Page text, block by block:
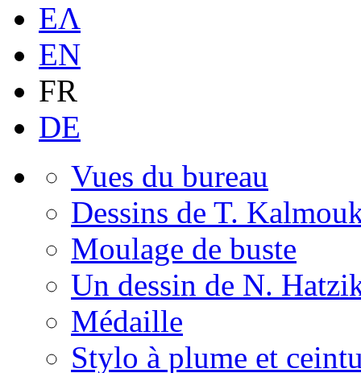
EΛ
EN
FR
DE
Vues du bureau
Dessins de T.
Moulage de buste
Un dessin de N.
Médaille
Stylo à plume et